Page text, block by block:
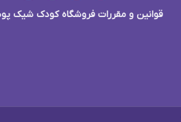
قوانین و مقررات فروشگاه کودک شیک